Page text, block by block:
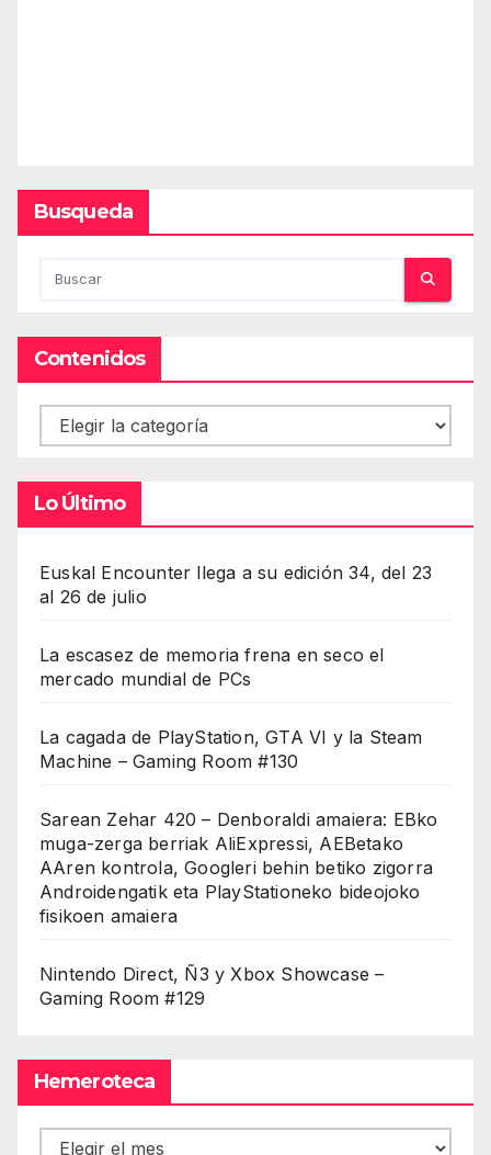
Busqueda
Contenidos
Contenidos
Lo Último
Euskal Encounter llega a su edición 34, del 23
al 26 de julio
La escasez de memoria frena en seco el
mercado mundial de PCs
La cagada de PlayStation, GTA VI y la Steam
Machine – Gaming Room #130
Sarean Zehar 420 – Denboraldi amaiera: EBko
muga-zerga berriak AliExpressi, AEBetako
AAren kontrola, Googleri behin betiko zigorra
Androidengatik eta PlayStationeko bideojoko
fisikoen amaiera
Nintendo Direct, Ñ3 y Xbox Showcase –
Gaming Room #129
Hemeroteca
Hemeroteca